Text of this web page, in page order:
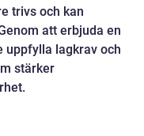
trivs och kan
att erbjuda en
uppfylla lagkrav och
stärker